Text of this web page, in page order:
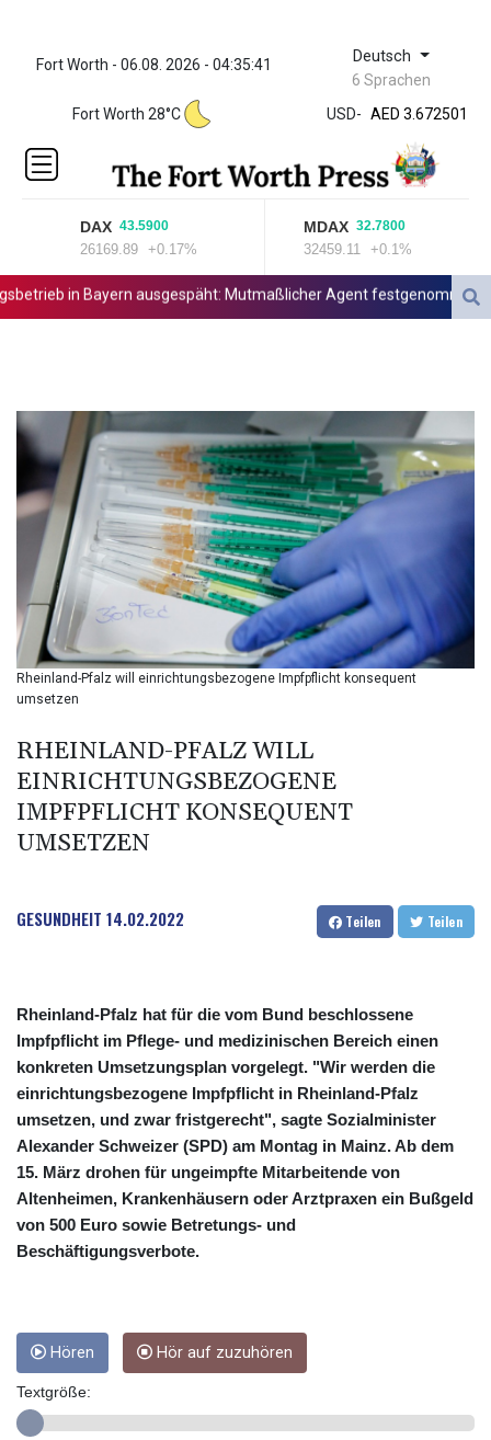
Fort Worth - 06.08. 2026 - 04:35:41 Deutsch
6 Sprachen
Fort Worth 28°C
USD-
ZWL 321.999592
AED 3.672501
AED 3.672501
AFN
ALL 80.712289
AMD
AOA 918.00027
ARS
AUD 1.419406
BDT 123.598228
BHD 0.376567
BIF 2979.505838
BMD 1
BRL 5.121102
BSD 0.998525
BTN 94.928527
BWP 13.540594
BYN 2.95324
CNH 6.748825
COP 3182.69
DJF 177.80489
DKK 6.47365
DOP 58.232602
DZD 132.944019
EGP 49.775899
ERN 15
GIP 0.742819
DAX 43.5900
26169.89 +0.17%
MDAX 32.7800
32459.11 +0.1%
in Bayern ausgespäht: Mutmaßlicher Agent festgenommen
Rheinland-Pfalz will einrichtungsbezogene Impfpflicht konsequent
umsetzen
RHEINLAND-PFALZ WILL
EINRICHTUNGSBEZOGENE
IMPFPFLICHT KONSEQUENT
UMSETZEN
GESUNDHEIT 14.02.2022 Teilen Teilen
Rheinland-Pfalz hat für die vom Bund beschlossene
Impfpflicht im Pflege- und medizinischen Bereich einen
konkreten Umsetzungsplan vorgelegt. "Wir werden die
einrichtungsbezogene Impfpflicht in Rheinland-Pfalz
umsetzen, und zwar fristgerecht", sagte Sozialminister
Alexander Schweizer (SPD) am Montag in Mainz. Ab dem
15. März drohen für ungeimpfte Mitarbeitende von
Altenheimen, Krankenhäusern oder Arztpraxen ein Bußgeld
von 500 Euro sowie Betretungs- und
Beschäftigungsverbote.
Hören Hör auf zuzuhören
Textgröße: